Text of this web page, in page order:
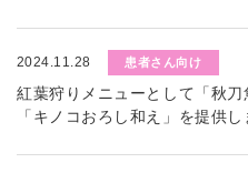
2024.11.28 患者さん向け
紅葉狩りメニューとして「秋刀
「キノコおろし和え」を提供し